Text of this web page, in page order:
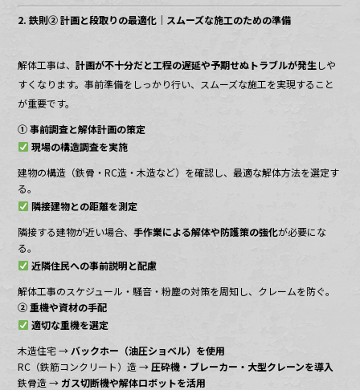
2. 鉄則② 計画と段取りの最適化｜スムーズな施工のための準備
解体工事は、計画が不十分だと工程の遅延や予期せぬトラブルが発生 しや
すくなります。事前準備をしっかり行い、スムーズな施工を実現すること
が重要です。
① 事前調査と解体計画の策定
現場の構造調査を実施
建物の構造（鉄骨・RC造・木造など）を確認し、最適な解体方法を選定す
る。
隣接建物との距離を測定
隣接する建物が近い場合、手作業による解体や防護策の強化が必要にな
る。
近隣住民への事前説明と配慮
解体工事のスケジュール・騒音・粉塵の対策を周知し、クレームを防ぐ。
② 重機や資材の手配
適切な重機を選定
木造住宅 → バックホー（油圧ショベル）を使用
RC（鉄筋コンクリート）造 →圧砕機・ブレーカー・大型クレーンを導入
鉄骨造 → ガス切断機や解体ロボットを活用